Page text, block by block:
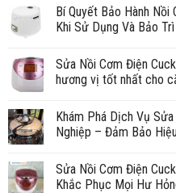
Bí Quyết Bảo Hành
Khi Sử Dụng Và Bảo Trì
Sửa Nồi Cơm Điện
hương vị tốt nhất cho
Khám Phá Dịch Vụ
Nghiệp – Đảm Bảo
Sửa Nồi Cơm Điện
Khắc Phục Mọi Hư